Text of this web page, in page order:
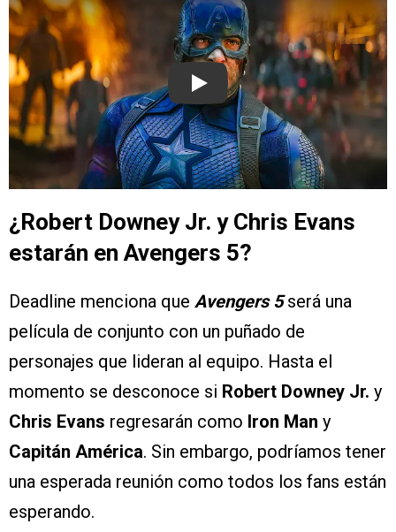
Play
¿Robert Downey Jr. y Chris Evans
estarán en Avengers 5?
Deadline menciona que Avengers 5será una
película de conjunto con un puñado de
personajes que lideran al equipo. Hasta el
momento se desconoce si Robert Downey Jr. y
Chris Evans regresarán como Iron Man y
Capitán América. Sin embargo, podríamos tener
una esperada reunión como todos los fans están
esperando.